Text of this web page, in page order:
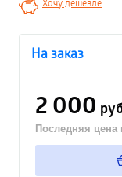
На заказ
2 000
Последняя цена